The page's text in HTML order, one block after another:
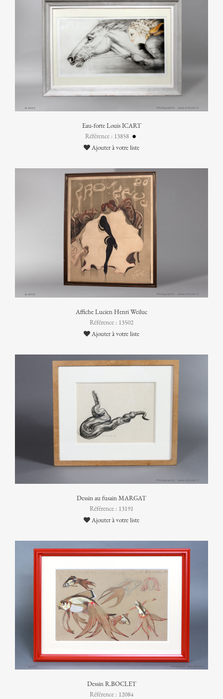
Eau-forte Louis ICART
Référence : 13858
Ajouter à votre liste
Affiche Lucien Henri Weiluc
Référence : 13502
Ajouter à votre liste
Dessin au fusain MARGAT
Référence : 13191
Ajouter à votre liste
Dessin R.BOCLET
Référence : 12084